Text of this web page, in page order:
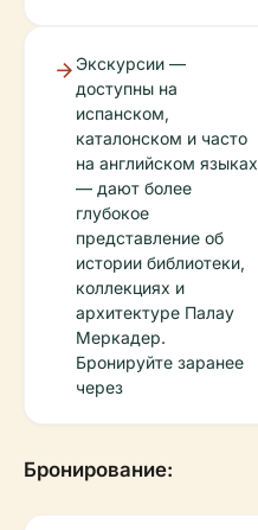
Экскурсии —
доступны на
испанском,
каталонском и часто
на английском языках
— дают более
глубокое
представление об
истории библиотеки,
коллекциях и
архитектуре Палау
Меркадер.
Бронируйте заранее
через
Бронирование: